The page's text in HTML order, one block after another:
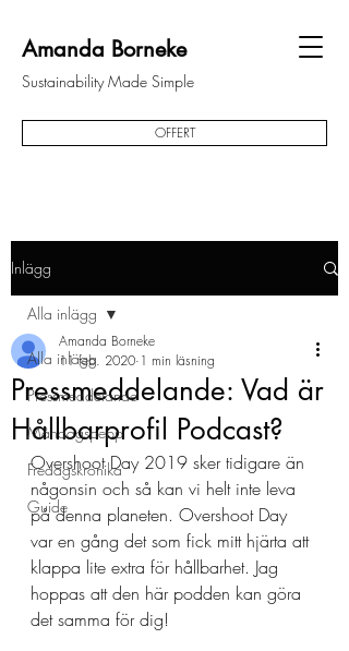
Amanda Borneke
Sustainability Made Simple
OFFERT
Inlägg
Alla inlägg
Pressmeddelande
Måndagspepp
Fredagskrönika
Guide
Alla inlägg
Pressmeddelande: Vad är
Hållbarprofil Podcast?
Amanda Borneke
11 feb. 2020 1 min läsning
Overshoot Day 2019 sker tidigare än
någonsin och så kan vi helt inte leva
på denna planeten. Overshoot Day
var en gång det som fick mitt hjärta att
klappa lite extra för hållbarhet. Jag
hoppas att den här podden kan göra
det samma för dig!